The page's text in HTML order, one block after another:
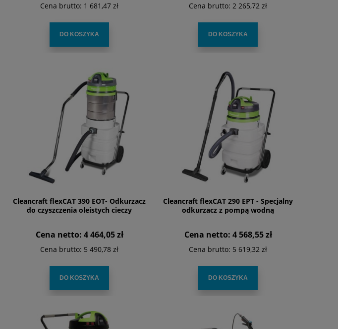
Cena brutto: 1 681,47 zł
DO KOSZYKA
Cena brutto: 2 265,72 zł
DO KOSZYKA
Cleancraft flexCAT 390 EOT- Odkurzacz
do czyszczenia oleistych cieczy
Cena netto: 4 464,05 zł
Cena brutto: 5 490,78 zł
DO KOSZYKA
Cleancraft flexCAT 290 EPT - Specjalny
odkurzacz z pompą wodną
Cena netto: 4 568,55 zł
Cena brutto: 5 619,32 zł
DO KOSZYKA